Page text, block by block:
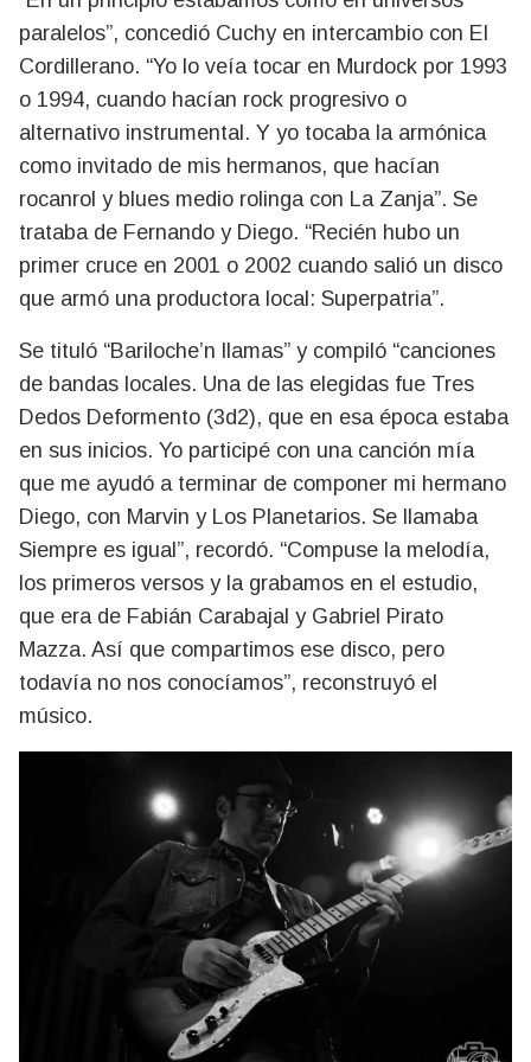
paralelos”, concedió Cuchy en intercambio con El
Cordillerano. “Yo lo veía tocar en Murdock por 1993
o 1994, cuando hacían rock progresivo o
alternativo instrumental. Y yo tocaba la armónica
como invitado de mis hermanos, que hacían
rocanrol y blues medio rolinga con La Zanja”. Se
trataba de Fernando y Diego. “Recién hubo un
primer cruce en 2001 o 2002 cuando salió un disco
que armó una productora local: Superpatria”.
Se tituló “Bariloche’n llamas” y compiló “canciones
de bandas locales. Una de las elegidas fue Tres
Dedos Deformento (3d2), que en esa época estaba
en sus inicios. Yo participé con una canción mía
que me ayudó a terminar de componer mi hermano
Diego, con Marvin y Los Planetarios. Se llamaba
Siempre es igual”, recordó. “Compuse la melodía,
los primeros versos y la grabamos en el estudio,
que era de Fabián Carabajal y Gabriel Pirato
Mazza. Así que compartimos ese disco, pero
todavía no nos conocíamos”, reconstruyó el
músico.